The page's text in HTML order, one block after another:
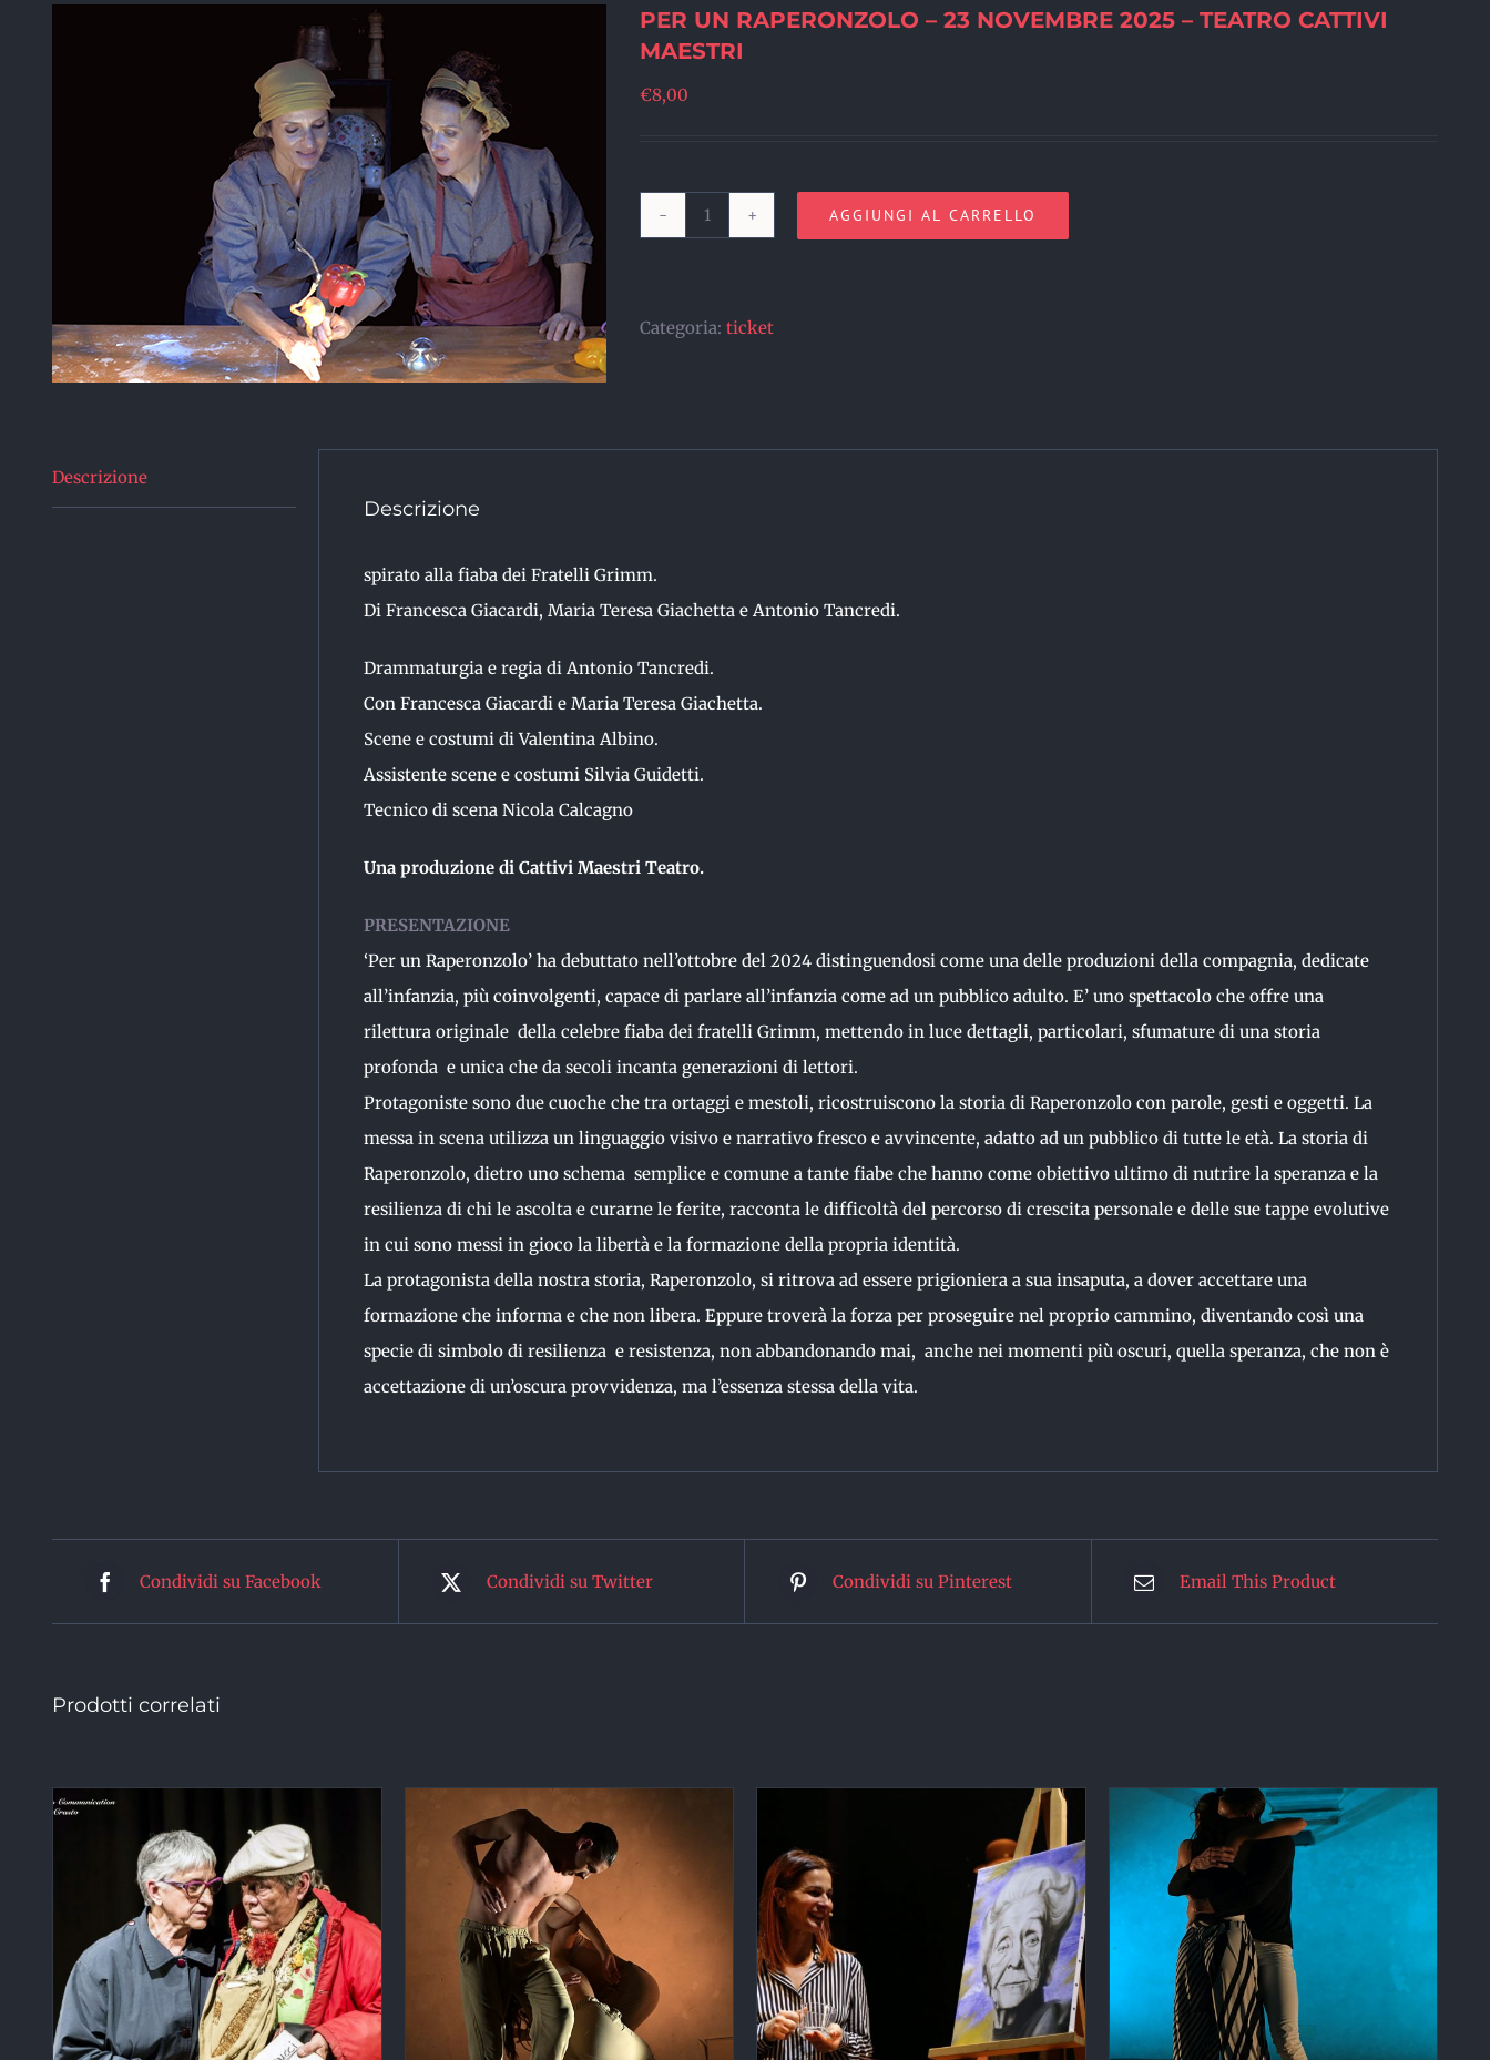
PER UN RAPERONZOLO – 23 NOVEMBRE 2025 – TEATRO CATTIVI
MAESTRI
€8,00
-
quantità
AGGIUNGI AL CARRELLO
Categoria: ticket
Descrizione
Descrizione
spirato alla fiaba dei Fratelli Grimm.
Di Francesca Giacardi, Maria Teresa Giachetta e Antonio Tancredi.
Drammaturgia e regia di Antonio Tancredi.
Con Francesca Giacardi e Maria Teresa Giachetta.
Scene e costumi di Valentina Albino.
Assistente scene e costumi Silvia Guidetti.
Tecnico di scena Nicola Calcagno
Una produzione di Cattivi Maestri Teatro.
PRESENTAZIONE
‘Per un Raperonzolo’ ha debuttato nell’ottobre del 2024 distinguendosi come una delle produzioni della compagnia, dedicate
all’infanzia, più coinvolgenti, capace di parlare all’infanzia come ad un pubblico adulto. E’ uno spettacolo che offre una
rilettura originale della celebre fiaba dei fratelli Grimm, mettendo in luce dettagli, particolari, sfumature di una storia
profonda e unica che da secoli incanta generazioni di lettori.
Protagoniste sono due cuoche che tra ortaggi e mestoli, ricostruiscono la storia di Raperonzolo con parole, gesti e oggetti. La
messa in scena utilizza un linguaggio visivo e narrativo fresco e avvincente, adatto ad un pubblico di tutte le età. La storia di
Raperonzolo, dietro uno schema semplice e comune a tante fiabe che hanno come obiettivo ultimo di nutrire la speranza e la
resilienza di chi le ascolta e curarne le ferite, racconta le difficoltà del percorso di crescita personale e delle sue tappe evolutive
in cui sono messi in gioco la libertà e la formazione della propria identità.
La protagonista della nostra storia, Raperonzolo, si ritrova ad essere prigioniera a sua insaputa, a dover accettare una
formazione che informa e che non libera. Eppure troverà la forza per proseguire nel proprio cammino, diventando così una
specie di simbolo di resilienza e resistenza, non abbandonando mai, anche nei momenti più oscuri, quella speranza, che non è
accettazione di un’oscura provvidenza, ma l’essenza stessa della vita.
Condividi su Facebook Condividi su Twitter Condividi su Pinterest Email This Product
Prodotti correlati